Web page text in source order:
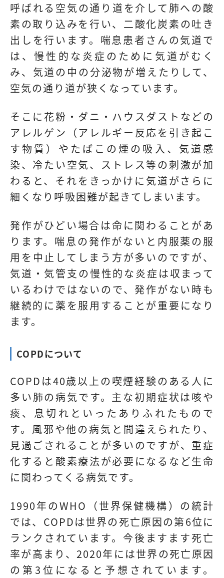
呼ばれる空気の通り道を介して肺への酸
素の取り込みを行い、二酸化炭素の吐き
出しを行います。喘息患者さんの気道で
は、慢性的な炎症のために気道がむく
み、気道の中の分泌物が増えたりして、
空気の通り道が狭くなっています。
そこに花粉・ダニ・ハウスダストなどの
アレルゲン（アレルギー反応を引き起こ
す物質）やたばこの煙の吸入、気道感
染、冷たい空気、ストレス等の刺激が加
わると、それをきっかけに気道がさらに
細くなり呼吸困難が起きてしまいます。
発作がひどい場合は命に関わることがあ
ります。喘息の発作がないと内服薬の服
用を中止してしまう方が多いのですが、
気道・気管支の慢性的な炎症は収まって
いるわけではないので、発作がない時も
継続的に薬を服用することが重要になり
ます。
COPDについて
COPDは40歳以上の喫煙経験のある人に
多い肺の病気です。主な初期症状は咳や
痰、息切れといったありふれたもので
す。風邪や他の病気と間違えられたり、
見過ごされることが多いのですが、重症
化すると酸素療法が必要になるなど生命
に関わってくる病気です。
1990年のWHO（世界保健機構）の統計
では、COPDは世界の死亡原因の第6位に
ランクされています。今後ますます死亡
率が高まり、2020年には世界の死亡原因
の第3位になると予想されています。